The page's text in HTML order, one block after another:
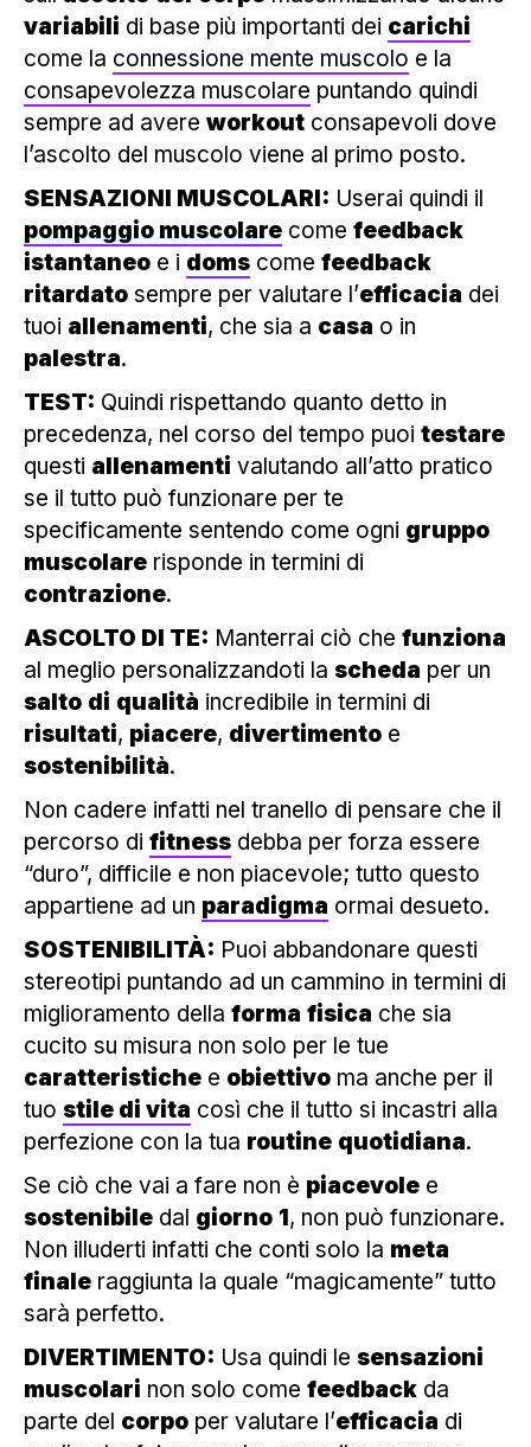
variabili di base più importanti dei carichi
come la connessione mente muscolo e la
consapevolezza muscolare puntando quindi
sempre ad avere workout consapevoli dove
l’ascolto del muscolo viene al primo posto.
SENSAZIONI MUSCOLARI: Userai quindi il
pompaggio muscolare come feedback
istantaneo e i doms come feedback
ritardato sempre per valutare l’efficacia dei
tuoi allenamenti, che sia a casa o in
palestra.
TEST: Quindi rispettando quanto detto in
precedenza, nel corso del tempo puoi testare
questi allenamenti valutando all’atto pratico
se il tutto può funzionare per te
specificamente sentendo come ogni gruppo
muscolare risponde in termini di
contrazione.
ASCOLTO DI TE: Manterrai ciò che funziona
al meglio personalizzandoti la scheda per un
salto di qualità incredibile in termini di
risultati, piacere, divertimento e
sostenibilità.
Non cadere infatti nel tranello di pensare che il
percorso di fitness debba per forza essere
“duro”, difficile e non piacevole; tutto questo
appartiene ad un paradigma ormai desueto.
SOSTENIBILITÀ: Puoi abbandonare questi
stereotipi puntando ad un cammino in termini di
miglioramento della forma fisica che sia
cucito su misura non solo per le tue
caratteristiche e obiettivo ma anche per il
tuo stile di vita così che il tutto si incastri alla
perfezione con la tua routine quotidiana.
Se ciò che vai a fare non è piacevole e
sostenibile dal giorno 1, non può funzionare.
Non illuderti infatti che conti solo la meta
finale raggiunta la quale “magicamente” tutto
sarà perfetto.
DIVERTIMENTO: Usa quindi le sensazioni
muscolari non solo come feedback da
parte del corpo per valutare l’efficacia di